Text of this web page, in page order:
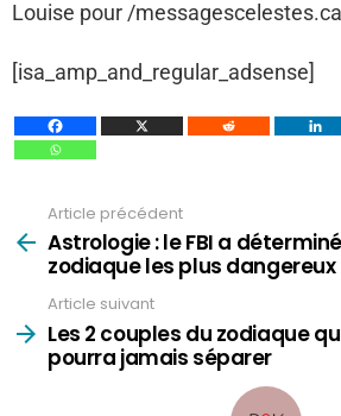
Louise pour /messagescelestes.ca
[isa_amp_and_regular_adsense]
plus
Article précédent
Astrologie : le FBI a
zodiaque les plus dangereux
Article suivant
Les 2 couples du zodiaque
pourra jamais séparer